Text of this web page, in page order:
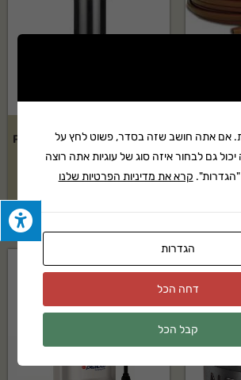
צינור 16 מ"מ טפטוף כל 0.30 ס"מ
ממטיר גיחה HUNTER דגם: PGP
ULTRA
אם אתה חושב שזה בסדר, פשוט לחץ על
גם לבחור איזה סוג של עוגיות אתה רוצה
"הגדרות". קרא את מדיניות הפרטיות שלנו
הגדרות
דחה הכל
קבל הכל